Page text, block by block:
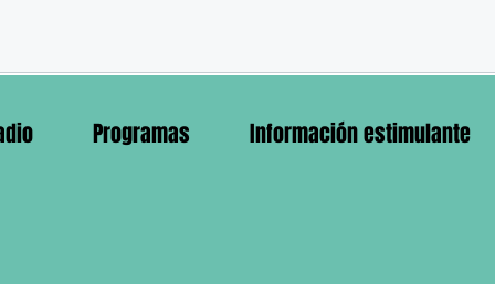
Programas Información estimulante